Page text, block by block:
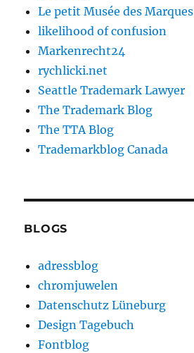
Le petit Musée des Marques
likelihood of confusion
Markenrecht24
rychlicki.net
Seattle Trademark Lawyer
The Trademark Blog
The TTA Blog
Trademarkblog Canada
BLOGS
adressblog
chromjuwelen
Datenschutz Lüneburg
Design Tagebuch
Fontblog